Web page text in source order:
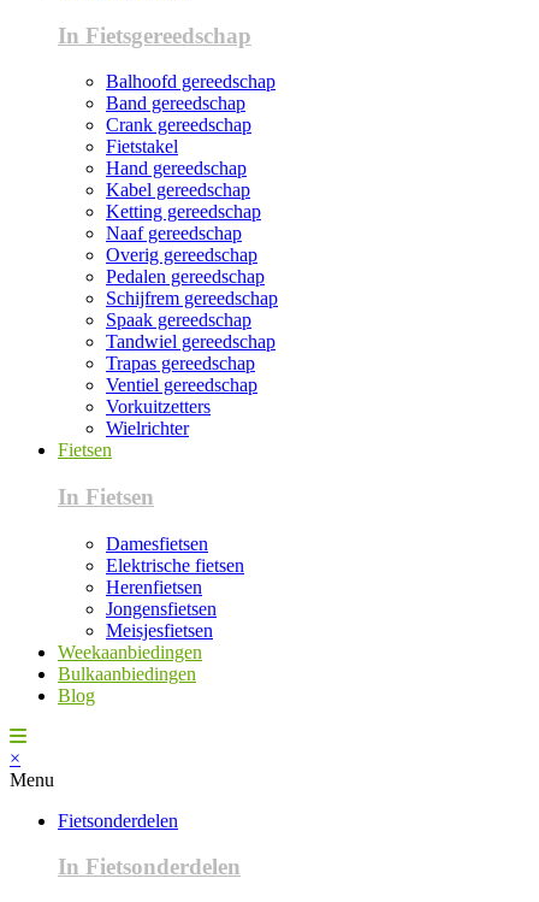
In Fietsgereedschap
Balhoofd gereedschap
Band gereedschap
Crank gereedschap
Fietstakel
Hand gereedschap
Kabel gereedschap
Ketting gereedschap
Naaf gereedschap
Overig gereedschap
Pedalen gereedschap
Schijfrem gereedschap
Spaak gereedschap
Tandwiel gereedschap
Trapas gereedschap
Ventiel gereedschap
Vorkuitzetters
Wielrichter
Fietsen
In Fietsen
Damesfietsen
Elektrische fietsen
Herenfietsen
Jongensfietsen
Meisjesfietsen
Weekaanbiedingen
Bulkaanbiedingen
Blog
×
Menu
Fietsonderdelen
In Fietsonderdelen